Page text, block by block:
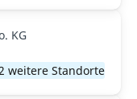
KG
weitere Standorte